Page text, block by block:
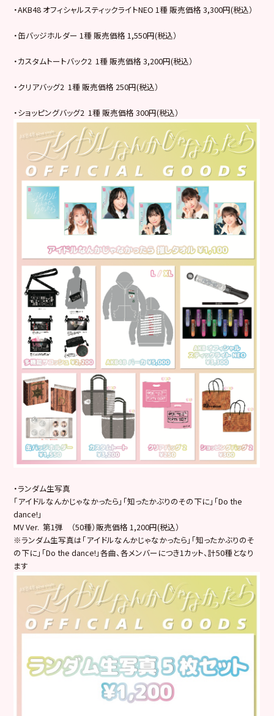
・AKB48 オフィシャルスティックライトNEO 1種 販売価格 3,300円(税込）
・缶バッジホルダー 1種 販売価格 1,550円(税込）
・カスタムトートバック2 1種 販売価格 3,200円(税込）
・クリアバッグ2 1種 販売価格 250円(税込）
・ショッピングバッグ2 1種 販売価格 300円(税込）
・ランダム生写真
「アイドルなんかじゃなかったら」「知ったかぶりのその下に」「Do the
dance!」
MV Ver. 第1弾 （50種）販売価格 1,200円(税込）
※ランダム生写真は「アイドルなんかじゃなかったら」「知ったかぶりのそ
の下に」「Do the dance!」各曲、各メンバーにつき1カット、計50種となり
ます